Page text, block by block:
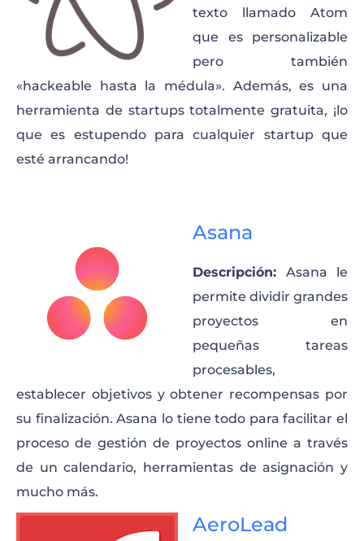
texto llamado Atom
que es personalizable
pero también
«hackeable hasta la médula». Además, es una
herramienta de startups totalmente gratuita, ¡lo
que es estupendo para cualquier startup que
esté arrancando!
Asana
Descripción: Asana le
permite dividir grandes
proyectos en
pequeñas tareas
procesables,
establecer objetivos y obtener recompensas por
su finalización. Asana lo tiene todo para facilitar el
proceso de gestión de proyectos online a través
de un calendario, herramientas de asignación y
mucho más.
AeroLead